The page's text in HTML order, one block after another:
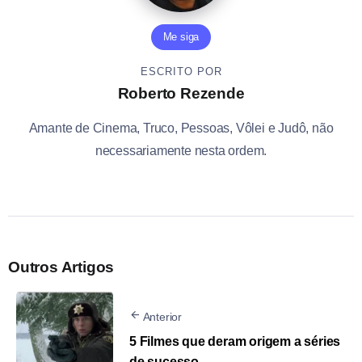
Me siga
ESCRITO POR
Roberto Rezende
Amante de Cinema, Truco, Pessoas, Vôlei e Judô, não
necessariamente nesta ordem.
Outros Artigos
Anterior
5 Filmes que deram origem a séries